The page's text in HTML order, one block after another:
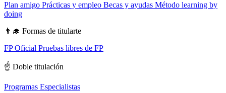
Plan amigo Prácticas y empleo Becas y ayudas Método learning by
doing
👨‍🎓 Formas de titularte
FP Oficial Pruebas libres de FP
☝️ Doble titulación
Programas Especialistas